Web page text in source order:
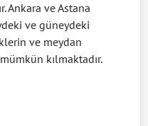
Ankara ve Astana
ve güneydeki
ve meydan
kılmaktadır.